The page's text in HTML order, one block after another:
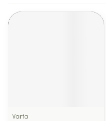
Varta